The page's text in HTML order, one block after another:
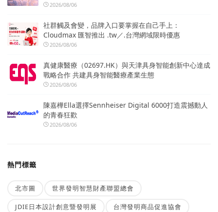
2026/08/06
社群觸及會變，品牌入口要掌握在自己手上：
Cloudmax 匯智推出 .tw／.台灣網域限時優惠
2026/08/06
真健康醫療（02697.HK）與天津具身智能創新中心達成
戰略合作 共建具身智能醫療產業生態
2026/08/06
陳嘉樺Ella選擇Sennheiser Digital 6000打造震撼動人
的青春狂歡
2026/08/06
熱門標籤
北市圖 世界發明智慧財產聯盟總會
JDIE日本設計創意暨發明展 台灣發明商品促進協會